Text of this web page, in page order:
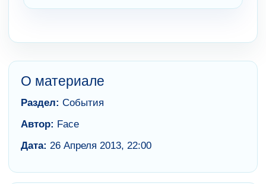
О материале
Раздел: События
Автор: Face
Дата: 26 Апреля 2013, 22:00